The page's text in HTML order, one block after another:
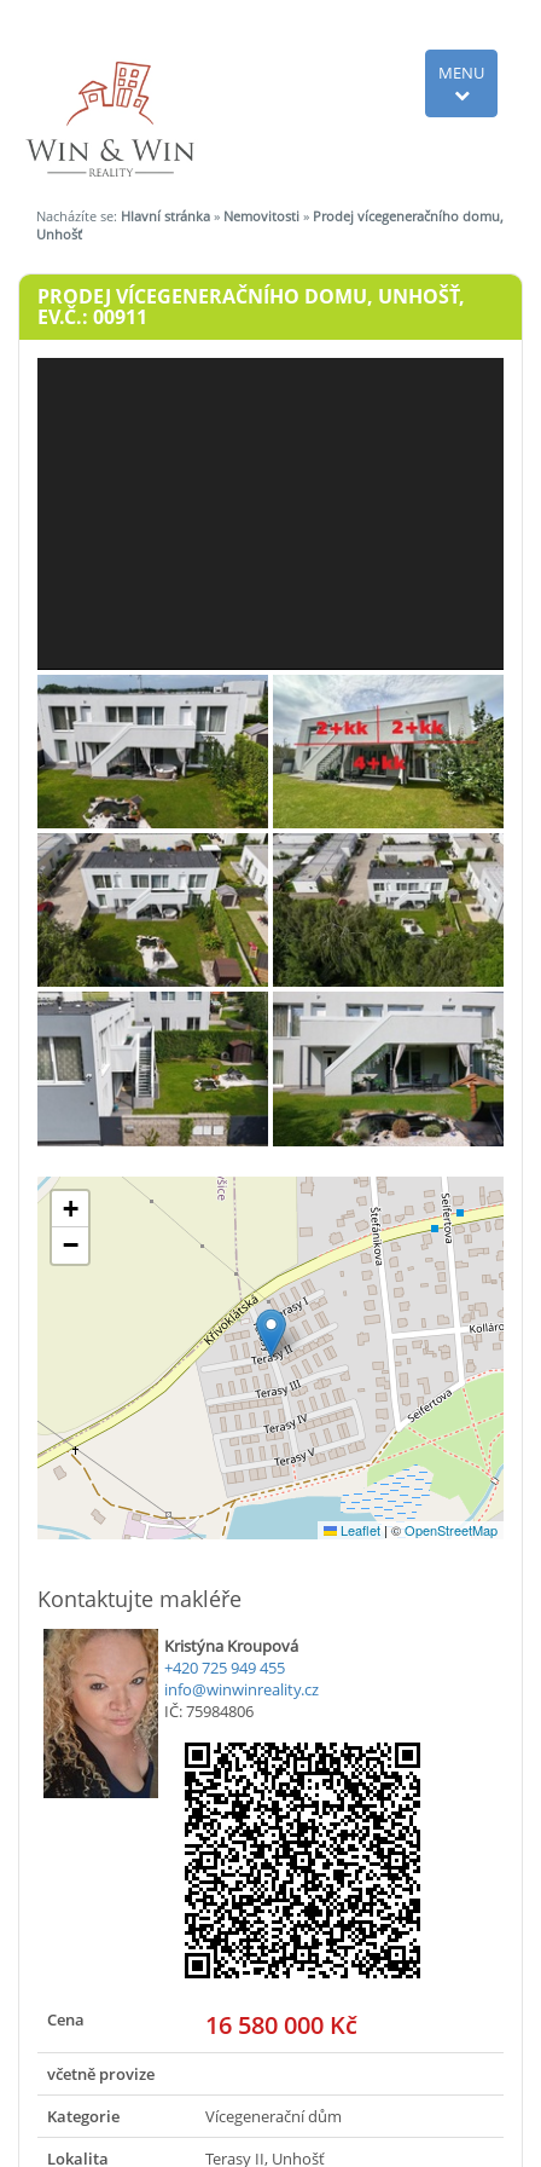
MENU
Nacházíte se: Hlavní stránka » Nemovitosti » Prodej vícegeneračního domu,
Unhošť
PRODEJ VÍCEGENERAČNÍHO DOMU, UNHOŠŤ,
EV.Č.: 00911
+
−
Leaflet|©OpenStreetMap
Kontaktujte makléře
Kristýna Kroupová
+420 725 949 455
info@winwinreality.cz
IČ: 75984806
Cena 16 580 000 Kč
včetně provize
Kategorie
Vícegenerační dům
Lokalita
Terasy II, Unhošť